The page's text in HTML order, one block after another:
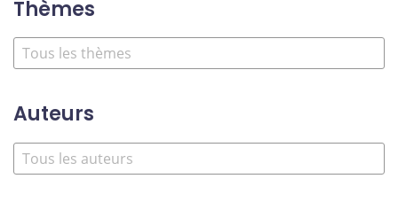
Thèmes
Auteurs